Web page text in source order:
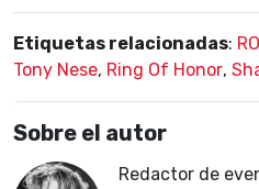
Etiquetas relacionadas:
Tony Nese, Ring Of Honor,
Sobre el autor
Redactor de